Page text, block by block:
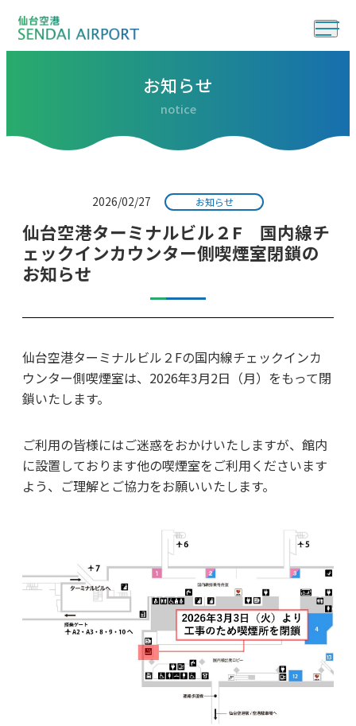
お知らせ
notice
2026/02/27 お知らせ
仙台空港ターミナルビル２F 国内線チ
ェックインカウンター側喫煙室閉鎖の
お知らせ
仙台空港ターミナルビル２Fの国内線チェックインカ
ウンター側喫煙室は、2026年3月2日（月）をもって閉
鎖いたします。
ご利用の皆様にはご迷惑をおかけいたしますが、館内
に設置しております他の喫煙室をご利用くださいます
よう、ご理解とご協力をお願いいたします。